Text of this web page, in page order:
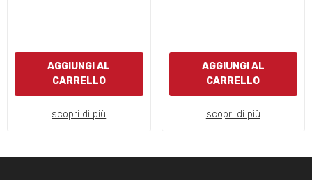
AGGIUNGI AL
CARRELLO
scopri di più
AGGIUNGI AL
CARRELLO
scopri di più